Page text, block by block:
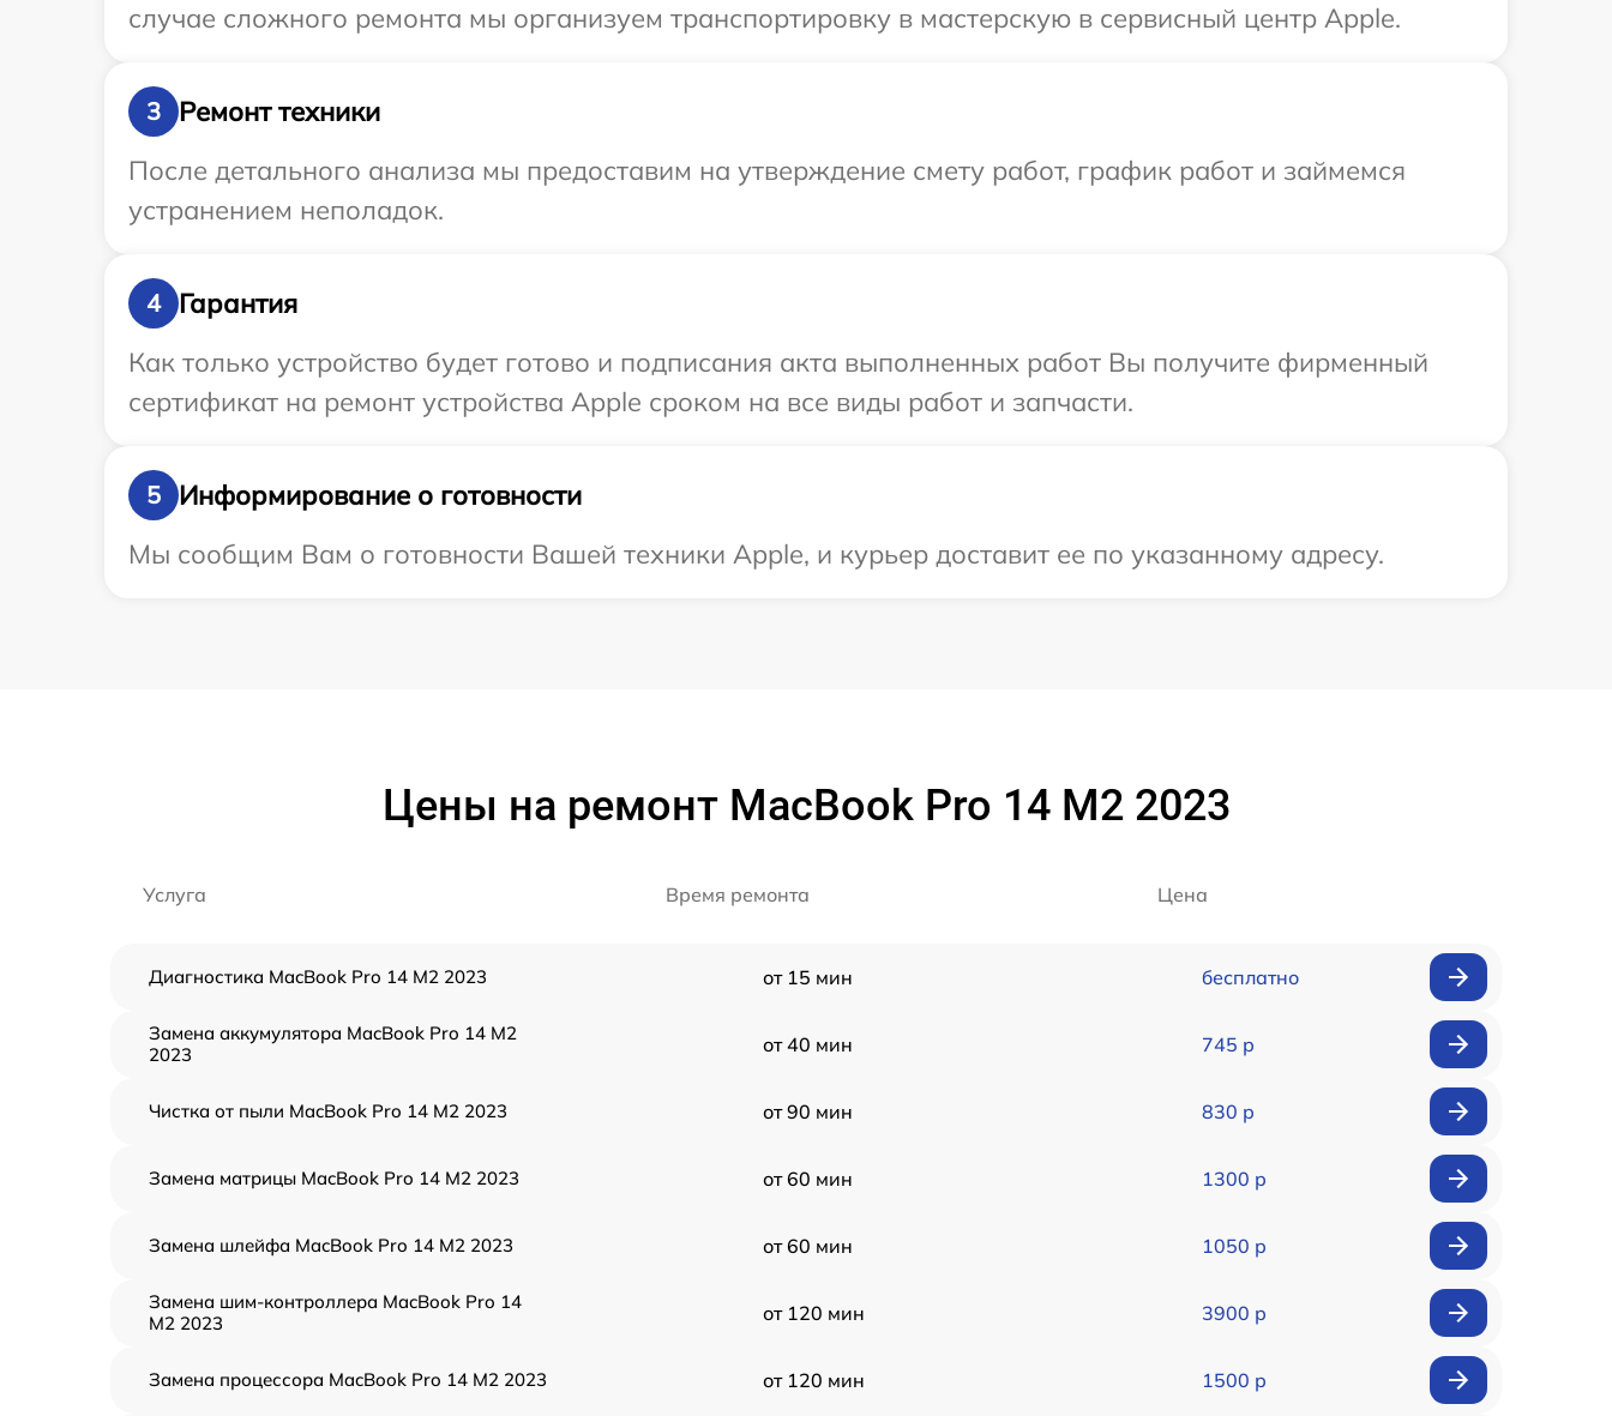
случае сложного ремонта мы организуем транспортировку в мастерскую в сервисный центр Apple.
3
Ремонт техники
После детального анализа мы предоставим на утверждение смету работ, график работ и займемся
устранением неполадок.
4
Гарантия
Как только устройство будет готово и подписания акта выполненных работ Вы получите фирменный
сертификат на ремонт устройства Apple сроком на все виды работ и запчасти.
5
Информирование о готовности
Мы сообщим Вам о готовности Вашей техники Apple, и курьер доставит ее по указанному адресу.
Цены на ремонт MacBook Pro 14 M2 2023
Услуга Время ремонта Цена
Диагностика MacBook Pro 14 M2 2023 от 15 мин бесплатно
Замена аккумулятора MacBook Pro 14 M2
2023
от 40 мин 745 р
Чистка от пыли MacBook Pro 14 M2 2023 от 90 мин 830 р
Замена матрицы MacBook Pro 14 M2 2023 от 60 мин 1300 р
Замена шлейфа MacBook Pro 14 M2 2023 от 60 мин 1050 р
Замена шим-контроллера MacBook Pro 14
M2 2023
от 120 мин 3900 р
Замена процессора MacBook Pro 14 M2 2023 от 120 мин 1500 р